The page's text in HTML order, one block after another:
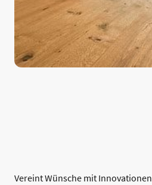
Vereint Wünsche mit Innovationen